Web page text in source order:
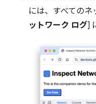
には、すべての
ットワーク ログ]